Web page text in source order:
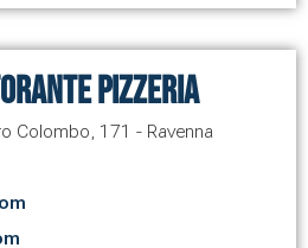
Pizzeria
Colombo, 171 - Ravenna